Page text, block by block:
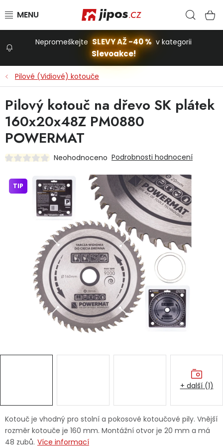
Stavba a dům
Dílna
Domácnost
Dětská hřiště
Autodoplňky
Vánoce
Ochranné pomůcky
Nepromeškejte SLEVY AŽ -40 % v kategorii
Slevoakce!
Pilové (Vidiové) kotouče
Kotouč je vhodný pro stolní a pokosové kotoučové pily. Vnější
rozměr kotouče je 160 mm. Montážní otvor je 20 mm a má
48 zubů. Více informací
Pilový kotouč na dřevo SK plátek
160x20x48Z PM0880
POWERMAT
Neohodnoceno Podrobnosti hodnocení
TIP
+ další (1)